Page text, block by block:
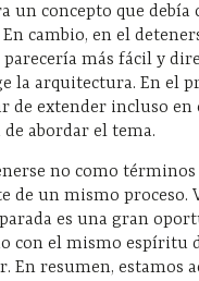
un concepto que debía
cambio, en el
más fácil y
la arquitectura. En el
de extender incluso en
abordar el tema.
no como
de un mismo proceso.
es una gran
con el mismo espíritu
En resumen, estamos